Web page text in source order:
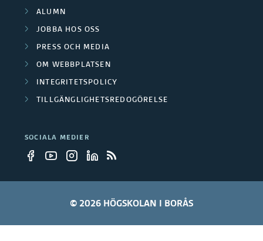
ALUMN
JOBBA HOS OSS
PRESS OCH MEDIA
OM WEBBPLATSEN
INTEGRITETSPOLICY
TILLGÄNGLIGHETSREDOGÖRELSE
SOCIALA MEDIER
© 2026 HÖGSKOLAN I BORÅS